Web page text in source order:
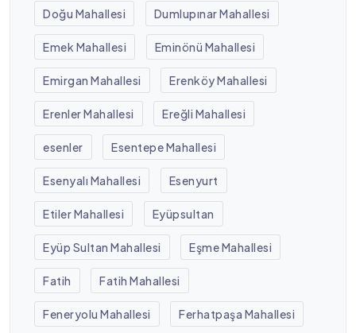
Doğu Mahallesi Dumlupınar Mahallesi
Emek Mahallesi Eminönü Mahallesi
Emirgan Mahallesi Erenköy Mahallesi
Erenler Mahallesi Ereğli Mahallesi
esenler Esentepe Mahallesi
Esenyalı Mahallesi Esenyurt
Etiler Mahallesi Eyüpsultan
Eyüp Sultan Mahallesi Eşme Mahallesi
Fatih Fatih Mahallesi
Feneryolu Mahallesi Ferhatpaşa Mahallesi